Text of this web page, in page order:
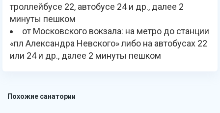
троллейбусе 22, автобусе 24 и др., далее 2
минуты пешком
от Московского вокзала: на метро до станции
«пл Александра Невского» либо на автобусах 22
или 24 и др., далее 2 минуты пешком
Похожие санатории